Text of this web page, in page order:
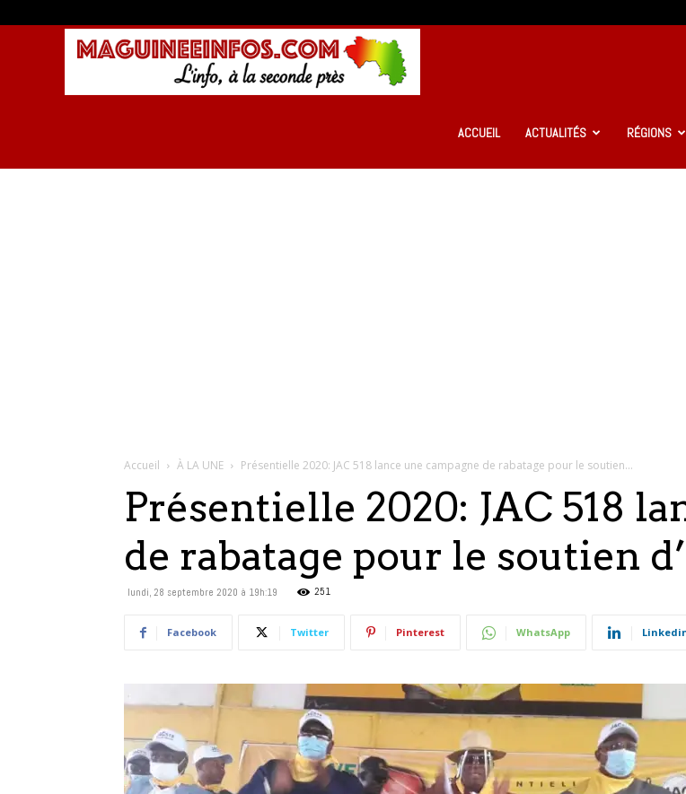
GuinéeACCUEIL ACTUALITÉS RÉGIONS
Accueil À LA UNE Présentielle 2020: JAC 518 lance une campagne de rabatage pour le soutien...
Présentielle 2020: JAC 518
de rabatage pour le soutien
lundi, 28 septembre 2020 à 19h:19 251
Facebook Twitter Pinterest WhatsApp